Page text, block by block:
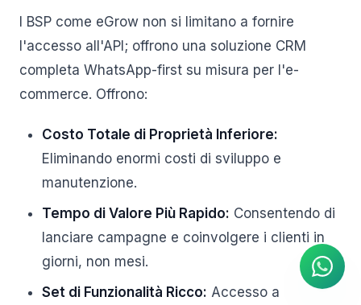
I BSP come eGrow non si limitano a fornire
l'accesso all'API; offrono una soluzione CRM
completa WhatsApp-first su misura per l'e-
commerce. Offrono:
Costo Totale di Proprietà Inferiore:
Eliminando enormi costi di sviluppo e
manutenzione.
Tempo di Valore Più Rapido: Consentendo di
lanciare campagne e coinvolgere i clienti in
giorni, non mesi.
Set di Funzionalità Ricco: Accesso a
Risposte istantanee su